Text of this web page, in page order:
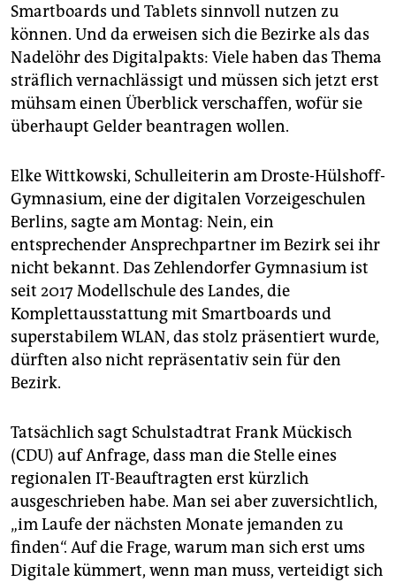
Smartboards und Tablets sinnvoll nutzen zu
können. Und da erweisen sich die Bezirke als das
Nadelöhr des Digitalpakts: Viele haben das Thema
sträflich vernachlässigt und müssen sich jetzt erst
mühsam einen Überblick verschaffen, wofür sie
überhaupt Gelder beantragen wollen.
Elke Wittkowski, Schulleiterin am Droste-Hülshoff-
Gymnasium, eine der digitalen Vorzeigeschulen
Berlins, sagte am Montag: Nein, ein
entsprechender Ansprechpartner im Bezirk sei ihr
nicht bekannt. Das Zehlendorfer Gymnasium ist
seit 2017 Modellschule des Landes, die
Komplettausstattung mit Smartboards und
superstabilem WLAN, das stolz präsentiert wurde,
dürften also nicht repräsentativ sein für den
Bezirk.
Tatsächlich sagt Schulstadtrat Frank Mückisch
(CDU) auf Anfrage, dass man die Stelle eines
regionalen IT-Beauftragten erst kürzlich
ausgeschrieben habe. Man sei aber zuversichtlich,
„im Laufe der nächsten Monate jemanden zu
finden“. Auf die Frage, warum man sich erst ums
Digitale kümmert, wenn man muss, verteidigt sich